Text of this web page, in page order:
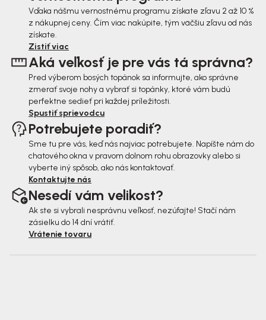
Vďaka nášmu vernostnému programu získate zľavu 2 až 10 %
z nákupnej ceny. Čím viac nakúpite, tým väčšiu zľavu od nás
získate.
Zistiť viac
Aká veľkosť je pre vás tá správna?
Pred výberom bosých topánok sa informujte, ako správne
zmerať svoje nohy a vybrať si topánky, ktoré vám budú
perfektne sedieť pri každej príležitosti.
Spustiť sprievodcu
Potrebujete poradiť?
Sme tu pre vás, keď nás najviac potrebujete. Napíšte nám do
chatového okna v pravom dolnom rohu obrazovky alebo si
vyberte iný spôsob, ako nás kontaktovať.
Kontaktujte nás
Nesedí vám velikost?
Ak ste si vybrali nesprávnu veľkosť, nezúfajte! Stačí nám
zásielku do 14 dní vrátiť.
Vrátenie tovaru